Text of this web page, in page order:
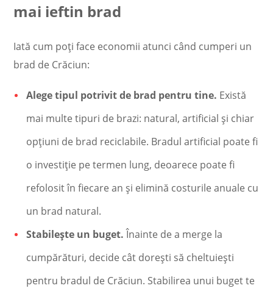
mai ieftin brad
Iată cum poți face economii atunci când cumperi un
brad de Crăciun:
Alege tipul potrivit de brad pentru tine. Există
mai multe tipuri de brazi: natural, artificial și chiar
opțiuni de brad reciclabile. Bradul artificial poate fi
o investiție pe termen lung, deoarece poate fi
refolosit în fiecare an și elimină costurile anuale cu
un brad natural.
Stabilește un buget.Înainte de a merge la
cumpărături, decide cât dorești să cheltuiești
pentru bradul de Crăciun. Stabilirea unui buget te